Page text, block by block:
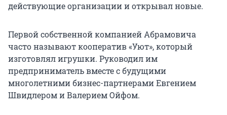
действующие организации и открывал новые.
Первой собственной компанией Абрамовича
часто называют кооператив «Уют», который
изготовлял игрушки. Руководил им
предприниматель вместе с будущими
многолетними бизнес-партнерами Евгением
Швидлером и Валерием Ойфом.